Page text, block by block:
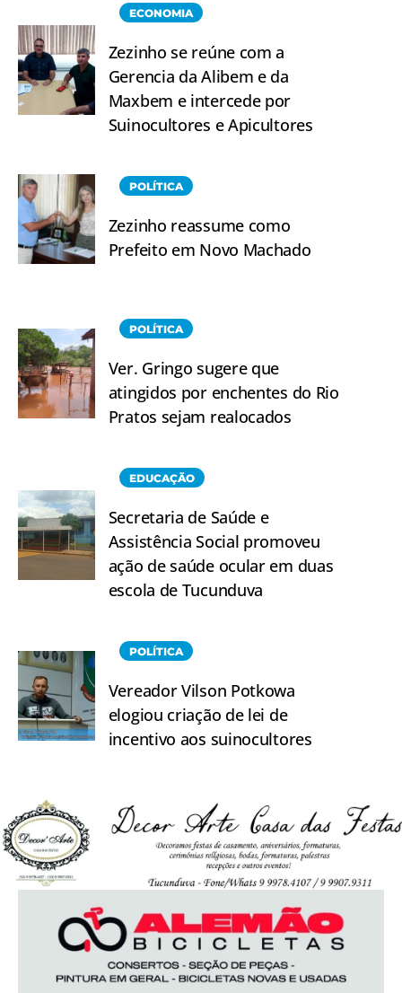
ECONOMIA
Zezinho se reúne com a
Gerencia da Alibem e da
Maxbem e intercede por
Suinocultores e Apicultores
POLÍTICA
Zezinho reassume como
Prefeito em Novo Machado
POLÍTICA
Ver. Gringo sugere que
atingidos por enchentes do Rio
Pratos sejam realocados
EDUCAÇÃO
Secretaria de Saúde e
Assistência Social promoveu
ação de saúde ocular em duas
escola de Tucunduva
POLÍTICA
Vereador Vilson Potkowa
elogiou criação de lei de
incentivo aos suinocultores